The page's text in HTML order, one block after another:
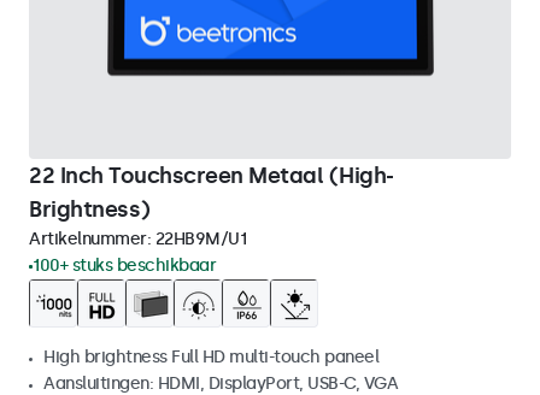
22 Inch Touchscreen Metaal (High-
Brightness)
Artikelnummer: 22HB9M/U1
100+ stuks beschikbaar
High brightness Full HD multi-touch paneel
Aansluitingen: HDMI, DisplayPort, USB-C, VGA